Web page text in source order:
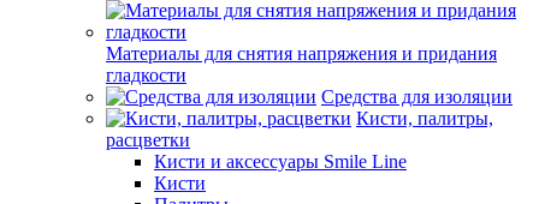
Материалы для снятия напряжения и придания
гладкости
Средства для изоляции
Кисти, палитры,
расцветки
Кисти и аксессуары Smile Line
Кисти